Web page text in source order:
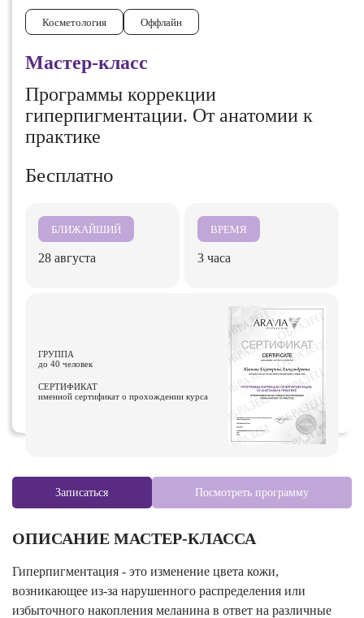
Косметология Оффлайн
Мастер-класс
Программы коррекции
гиперпигментации. От анатомии к
практике
Бесплатно
БЛИЖАЙШИЙ
28 августа
ВРЕМЯ
3 часа
ГРУППА
до 40 человек
СЕРТИФИКАТ
именной сертификат о прохождении курса
Записаться Посмотреть программу
ОПИСАНИЕ МАСТЕР-КЛАССА
Гиперпигментация - это изменение цвета кожи,
возникающее из-за нарушенного распределения или
избыточного накопления меланина в ответ на различные